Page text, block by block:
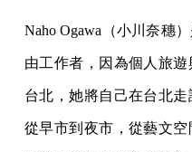
Naho Ogawa（小川奈穗
由工作者，因為個人旅
台北，她將自己在台北走
從早市到夜市，從藝文